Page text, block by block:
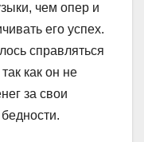
чем опер и
его успех.
справляться
как он не
за свои